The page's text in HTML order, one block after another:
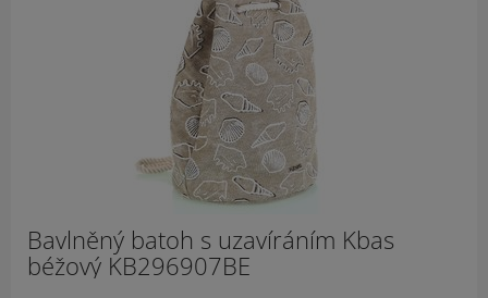
Bavlněný batoh s uzavíráním Kbas
béžový KB296907BE